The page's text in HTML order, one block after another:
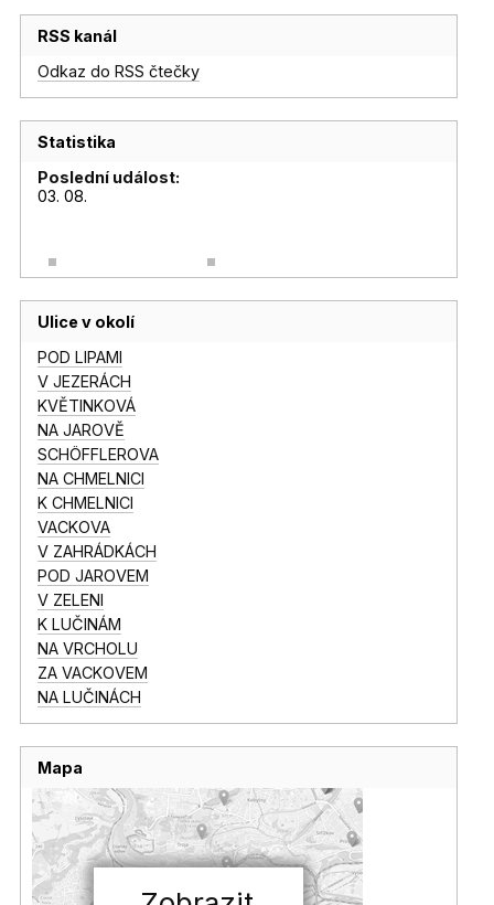
RSS kanál
Odkaz do RSS čtečky
Statistika
Poslední událost:
03. 08.
Ulice v okolí
POD LIPAMI
V JEZERÁCH
KVĚTINKOVÁ
NA JAROVĚ
SCHÖFFLEROVA
NA CHMELNICI
K CHMELNICI
VACKOVA
V ZAHRÁDKÁCH
POD JAROVEM
V ZELENI
K LUČINÁM
NA VRCHOLU
ZA VACKOVEM
NA LUČINÁCH
Mapa